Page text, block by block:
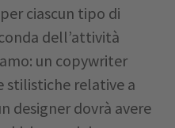
ciascun tipo di
dell’attività
un copywriter
stilistiche relative a
designer dovrà avere